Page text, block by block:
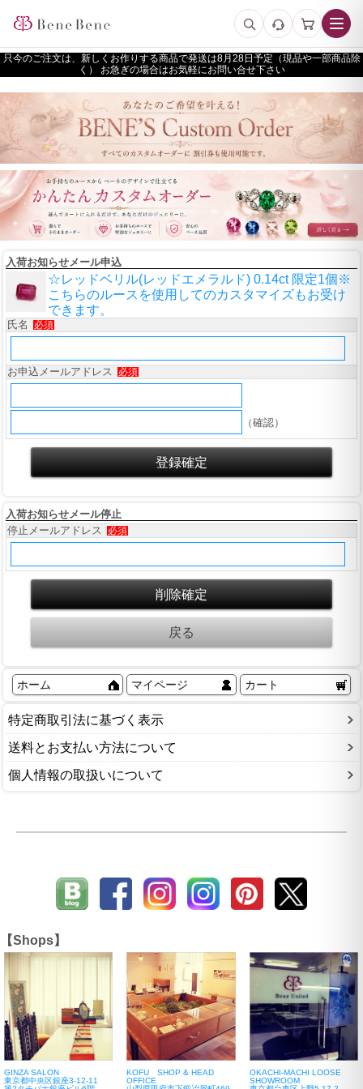
只今のご注文は、新しくお作りする商品で発送は
予定（現品や一部商品除
く） お急ぎの場合はお気軽にお問い合せ下さい
入荷お知らせメール申込
☆レッドベリル(レッドエメラルド) 0.14ct 限定1個※
こちらのルースを使用してのカスタマイズもお受け
できます。
氏名 必須
お申込メールアドレス 必須
（確認）
入荷お知らせメール停止
停止メールアドレス
必須
ホーム マイページ カート
特定商取引法に基づく表示
送料とお支払い方法について
個人情報の取扱いについて
【Shops】
GINZA SALON
東京都中央区銀座3-12-11
KOFU SHOP & HEAD
OFFICE
OKACHI-MACHI LOOSE
SHOWROOM